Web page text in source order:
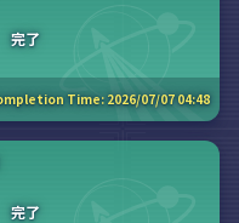
完了
Time: 2026/07/07 04:48
完了